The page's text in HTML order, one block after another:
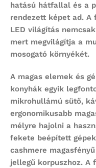
hatású hátfallal és a
rendezett képet ad.
LED világítás
mert megvilágítja a
mosogató környékét.
A magas elemek és
konyhák egyik
mikrohullámú sütő,
ergonomikusabb
mélyre hajolni a
fekete beépített
cashmere
jellegű korpuszhoz. A